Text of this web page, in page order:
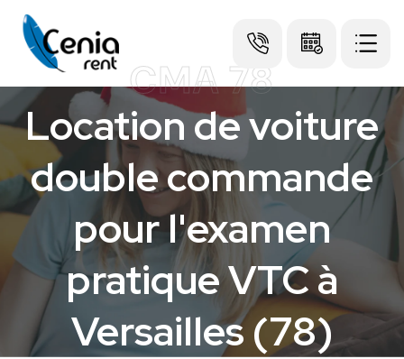
CMA 78
Location de voiture
double commande
pour l'examen
pratique VTC à
Versailles (78)